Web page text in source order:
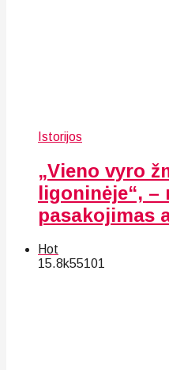
Istorijos
„Vieno vyro
ligoninėje“,
pasakojimas
Hot
15.8k55101